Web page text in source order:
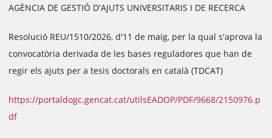
AGÈNCIA DE GESTIÓ D'AJUTS UNIVERSITARIS I DE RECERCA
Resolució REU/1510/2026, d'11 de maig, per la qual s'aprova la
convocatòria derivada de les bases reguladores que han de
regir els ajuts per a tesis doctorals en català (TDCAT)
https://portaldogc.gencat.cat/utilsEADOP/PDF/9668/2150976.p
df